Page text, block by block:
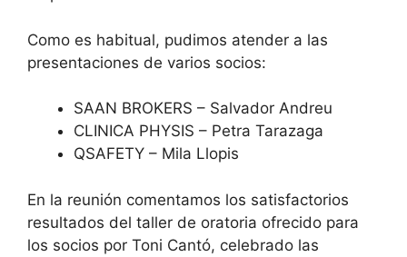
Como es habitual, pudimos atender a las
presentaciones de varios socios:
SAAN BROKERS – Salvador Andreu
CLINICA PHYSIS – Petra Tarazaga
QSAFETY – Mila Llopis
En la reunión comentamos los satisfactorios
resultados del taller de oratoria ofrecido para
los socios por Toni Cantó, celebrado las